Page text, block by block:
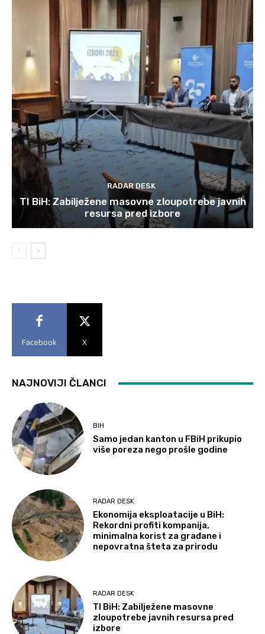
RADAR DESK
TI BiH: Zabilježene masovne zloupotrebe javnih
resursa pred izbore
Facebook X
NAJNOVIJI ČLANCI
BIH
Samo jedan kanton u FBiH prikupio
više poreza nego prošle godine
RADAR DESK
Ekonomija eksploatacije u BiH:
Rekordni profiti kompanija,
minimalna korist za građane i
nepovratna šteta za prirodu
RADAR DESK
TI BiH: Zabilježene masovne
zloupotrebe javnih resursa pred
izbore